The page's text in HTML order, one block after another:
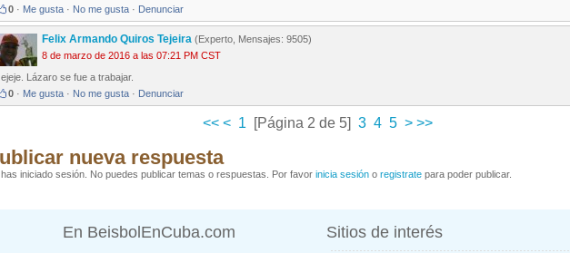
0 · Me gusta · No me gusta · Denunciar
Felix Armando Quiros Tejeira (Experto, Mensajes: 9505)
8 de marzo de 2016 a las 07:21 PM CST
Lázaro se fue a trabajar.
0 · Me gusta · No me gusta · Denunciar
<< < 1 [Página 2 de 5] 3 4 5 >>>
nueva respuesta
iniciado sesión. No puedes publicar temas o respuestas. Por favor inicia sesión o registrate para poder publicar.
En BeisbolEnCuba.com Sitios de interés